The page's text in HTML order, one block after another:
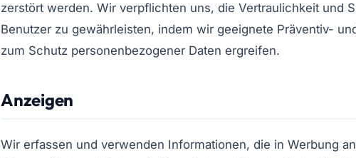
zerstört werden. Wir verpflichten uns, die Vertraulichkeit und
Benutzer zu gewährleisten, indem wir geeignete Präventiv-
zum Schutz personenbezogener Daten ergreifen.
Anzeigen
Wir erfassen und verwenden Informationen, die in Werbung